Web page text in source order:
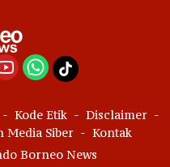
Kode Etik
Disclaimer
Media Siber
Kontak
Borneo News